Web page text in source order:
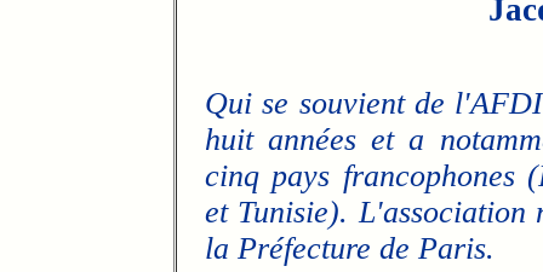
Qui se souvient de
huit années et a
cinq pays francophones
et Tunisie). L'association
la Préfecture de Paris.